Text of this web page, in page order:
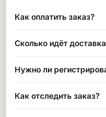
Как оплатить заказ?
Сколько идёт
Нужно ли
Как отследить заказ?